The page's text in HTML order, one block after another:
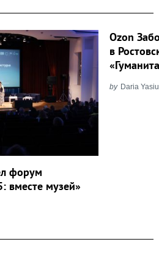
форум
вместе музей»
Ozon
в
by Daria